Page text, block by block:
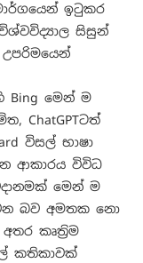
ඉටුකර
සිසුන්
උපරිමයෙන්
Bing මෙන් ම
ChatGPTටත්
විසල් භාෂා
ආකාරය විවිධ
මෙන් ම
වන බව අමතක නො
කෘත්‍රිම
කතිකාවක්